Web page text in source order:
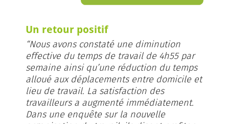
Un retour positif
“Nous avons constaté une diminution
effective du temps de travail de 4h55 par
semaine ainsi qu’une réduction du temps
alloué aux déplacements entre domicile et
lieu de travail. La satisfaction des
travailleurs a augmenté immédiatement.
Dans une enquête sur la nouvelle